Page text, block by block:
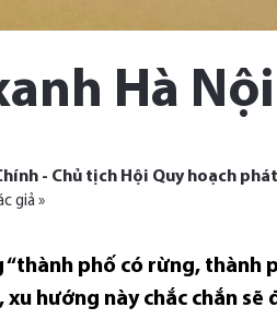
Hà
- Chủ tịch Hội Quy hoạch
giả »
“thành phố có rừng,
hướng này chắc chắn